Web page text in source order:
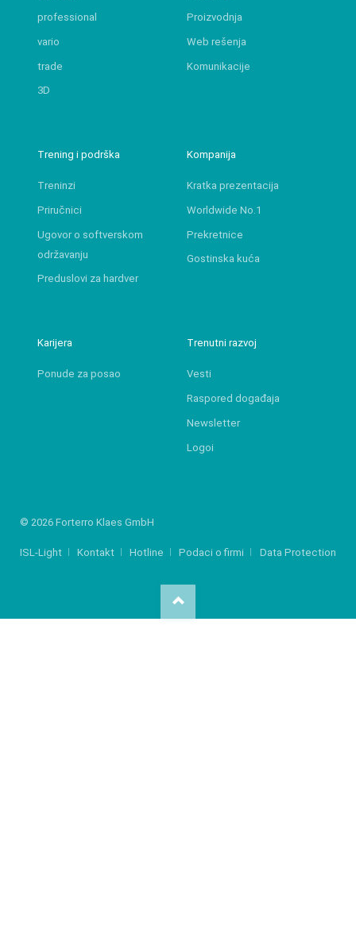
professional
vario
trade
3D
Proizvodnja
Web rešenja
Komunikacije
Trening i podrška
Treninzi
Priručnici
Ugovor o softverskom
održavanju
Preduslovi za hardver
Kompanija
Kratka prezentacija
Worldwide No.1
Prekretnice
Gostinska kuća
Karijera
Ponude za posao
Trenutni razvoj
Vesti
Raspored događaja
Newsletter
Logoi
© 2026 Forterro Klaes GmbH
ISL-Light Kontakt Hotline Podaci o firmi Data Protection